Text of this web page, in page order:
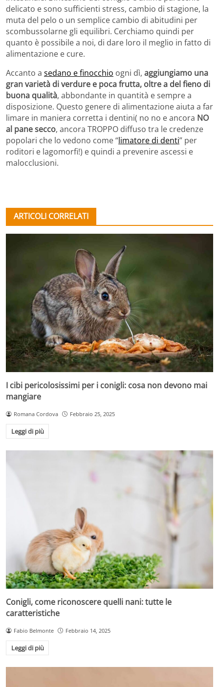
delicato e sono sufficienti stress, cambio di stagione, la
muta del pelo o un semplice cambio di abitudini per
scombussolarne gli equilibri. Cerchiamo quindi per
quanto è possibile a noi, di dare loro il meglio in fatto di
alimentazione e cure.
Accanto a sedano e finocchio ogni dì, aggiungiamo una
gran varietà di verdure e poca frutta, oltre a del fieno di
buona qualità, abbondante in quantità e sempre a
disposizione. Questo genere di alimentazione aiuta a far
limare in maniera corretta i dentini( no no e ancora NO
al pane secco, ancora TROPPO diffuso tra le credenze
popolari che lo vedono come “limatore di denti” per
roditori e lagomorfi!) e quindi a prevenire ascessi e
malocclusioni.
ARTICOLI CORRELATI
I cibi pericolosissimi per i conigli: cosa non devono mai
mangiare
Romana Cordova Febbraio 25, 2025
Leggi di più
Conigli, come riconoscere quelli nani: tutte le
caratteristiche
Fabio Belmonte Febbraio 14, 2025
Leggi di più